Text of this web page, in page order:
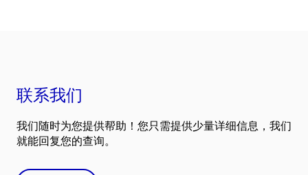
联系我们
我们随时为您提供帮助！您只需提供少量详细信息，我们
就能回复您的查询。